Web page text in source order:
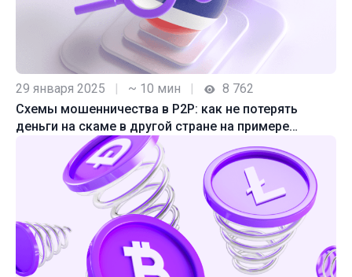
29 января 2025 | ~ 10 мин |
8 762
Схемы мошенничества в P2P: как не потерять
деньги на скаме в другой стране на примере